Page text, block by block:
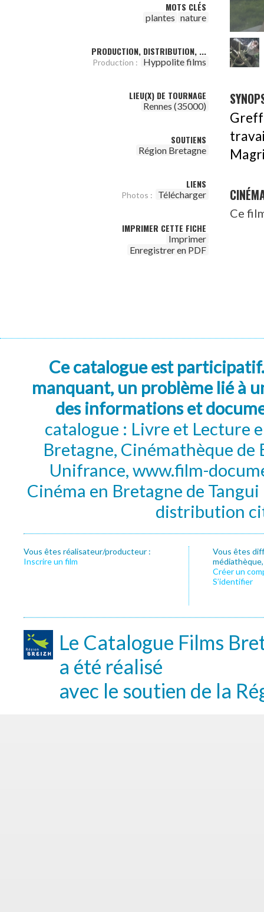
MOTS CLÉS
plantes nature
PRODUCTION, DISTRIBUTION, ...
Production : Hyppolite films
LIEU(X) DE TOURNAGE
Rennes (35000)
SOUTIENS
Région Bretagne
LIENS
Photos : Télécharger
IMPRIMER CETTE FICHE
Imprimer
Enregistrer en PDF
Ce
Ce catalogue est
manquant, un problème lié à
des informations et
catalogue : Livre et Lecture
Bretagne, Cinémathèque de
Unifrance, www.film-
Cinéma en Bretagne de
distribution
Vous êtes réalisateur/producteur :
Inscrire un film
Vous êtes
Créer un
S’identifier
Le Catalogue Films
a été réalisé
avec le soutien de la